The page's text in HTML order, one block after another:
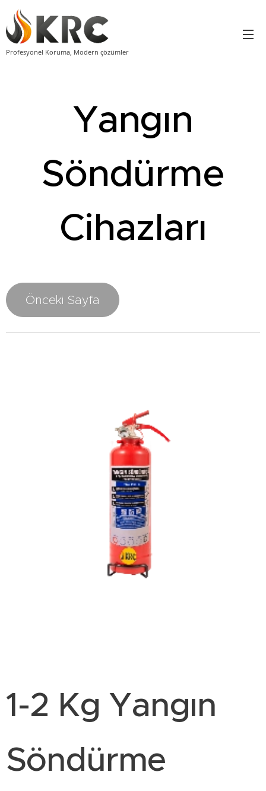
Profesyonel Koruma, Modern çözümler
Yangın
Söndürme
Cihazları
Önceki Sayfa
1-2 Kg Yangın
Söndürme